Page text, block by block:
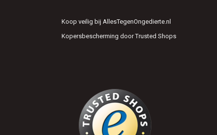
Koop veilig bij AllesTegenOngedierte.nl
Kopersbescherming door Trusted Shops